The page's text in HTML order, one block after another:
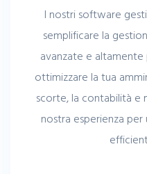
I nostri software
semplificare la
avanzate e altamente
ottimizzare la tua
scorte, la contabilità e
nostra esperienza